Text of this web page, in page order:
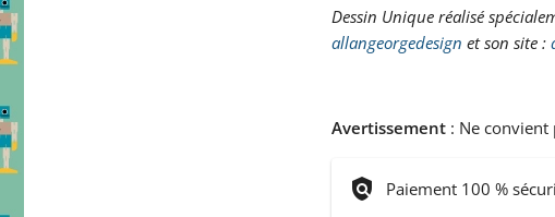
Dessin Unique réalisé
allangeorgedesign et son site :
Avertissement : Ne convient
policy Paiement 100 %